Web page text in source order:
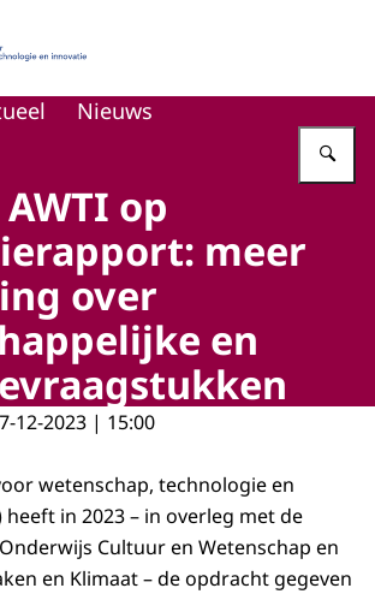
van Adviesraad voor wetenschap,
Nieuws
op
meer
over
en
12-2023 | 15:00
wetenschap, technologie en
heeft in 2023 – in overleg met de
Cultuur en Wetenschap en
en Klimaat – de opdracht gegeven